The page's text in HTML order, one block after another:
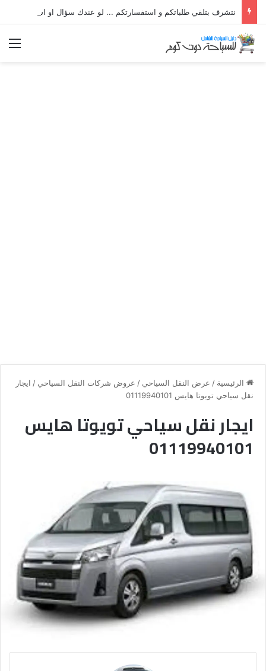
الرئيسية / عرض النقل السياحي / عروض شركات النقل السياحي / ايجار
نقل سياحي تويوتا هايس 01119940101
ايجار نقل سياحي تويوتا هايس
01119940101